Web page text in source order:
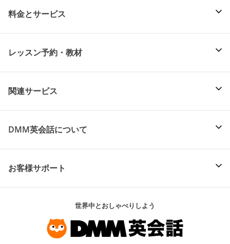
料金とサービス
レッスン予約・教材
関連サービス
DMM英会話について
お客様サポート
世界中とおしゃべりしよう